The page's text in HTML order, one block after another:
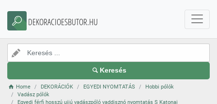
DEKORACIOESBUTOR.HU
Keresés
Home DEKORÁCIÓK EGYEDI NYOMTATÁS
Hobbi pólók
Vadász pólók
Egyedi férfi hosszú ujjú vadászpóló vaddisznó nyomtatás S Katonai